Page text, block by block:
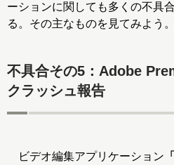
ーションに関しても多くの不具
る。その主なものを見てみよう。
不具合その5：Adobe
クラッシュ報告
ビデオ編集アプリケーション